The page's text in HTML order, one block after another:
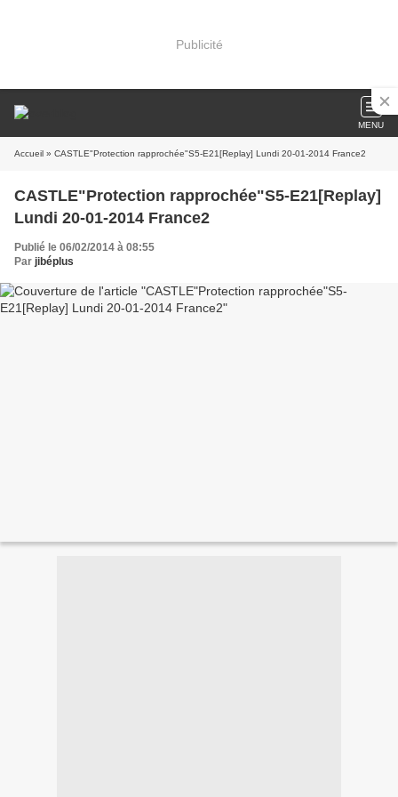
Publicité
MENU
Accueil » CASTLE"Protection rapprochée"S5-E21[Replay] Lundi 20-01-2014 France2
CASTLE"Protection rapprochée"S5-E21[Replay]
Lundi 20-01-2014 France2
Publié le 06/02/2014 à 08:55
Par jibéplus